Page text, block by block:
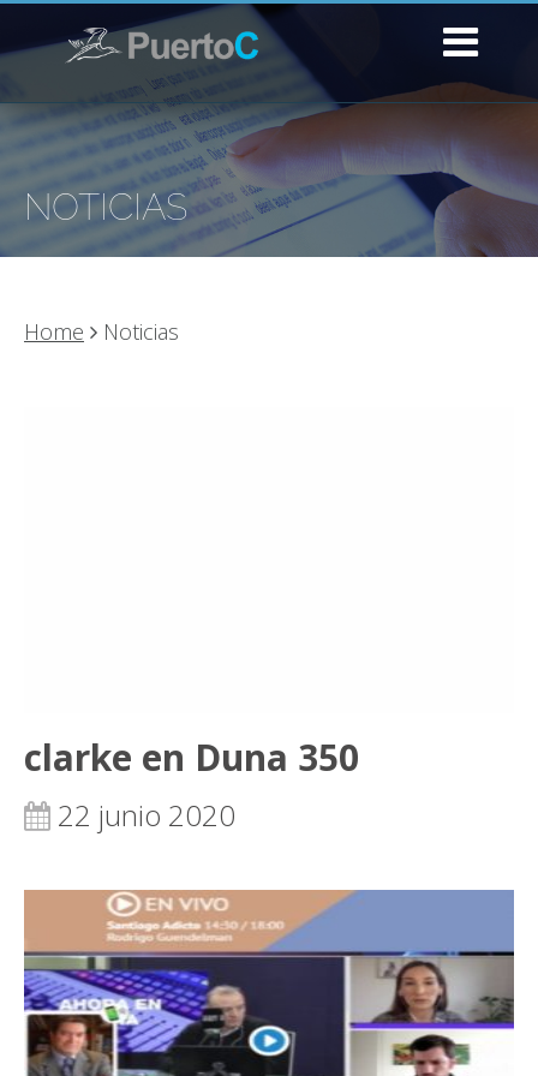
NOTICIAS
Home Noticias
clarke en Duna 350
22 junio 2020